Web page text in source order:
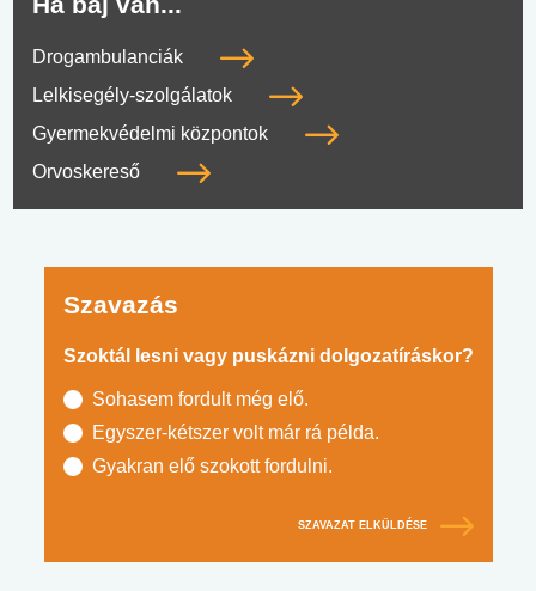
Drogambulanciák
Lelkisegély-szolgálatok
Gyermekvédelmi központok
Orvoskereső
Szavazás
Szoktál lesni vagy puskázni dolgozatíráskor?
Sohasem fordult még elő.
Egyszer-kétszer volt már rá példa.
Gyakran elő szokott fordulni.
SZAVAZAT ELKÜLDÉSE